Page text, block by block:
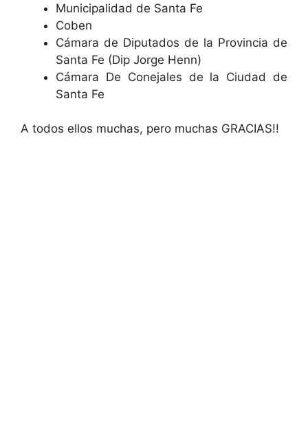
Municipalidad de Santa Fe
Coben
Cámara de Diputados de la Provincia de
Santa Fe (Dip Jorge Henn)
Cámara De Conejales de la Ciudad de
Santa Fe
A todos ellos muchas, pero muchas GRACIAS!!